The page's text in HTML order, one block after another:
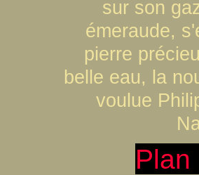
sur son
émeraude,
pierre
belle eau, la
voulue
Plan